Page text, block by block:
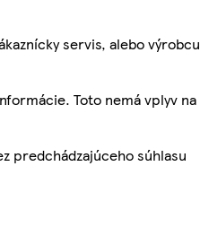
servis, alebo výrobcu
Toto nemá vplyv na
predchádzajúceho súhlasu